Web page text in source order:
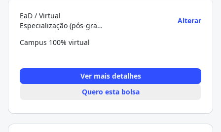
EaD / Virtual
Especialização (pós-graduação)
Alterar
Campus 100% virtual
Ver mais detalhes
Quero esta bolsa